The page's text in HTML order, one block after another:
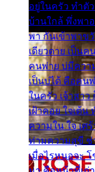
อยู่ในครัว ทำตั
บ้านใกล้ พึ่งพาอ
พา กันเข้าพาข
เดียวดาย เป็นค
คนพ่าย บ่มีความ
เป็นบ่ได้ คือคน
ในครัว เจ้าสาว
เฝ้าคอย ใจเต้น
ความใน ใจ เศ
ท่ามความสุขี ช่
เมื่อไรหนอจะ